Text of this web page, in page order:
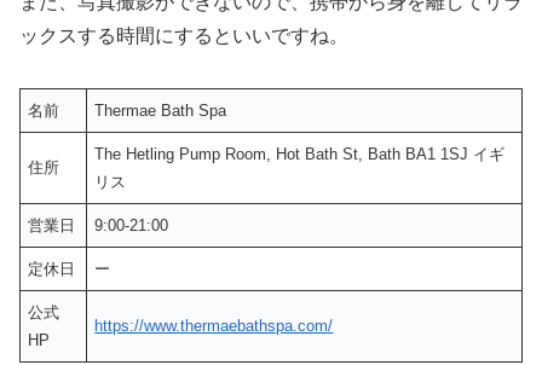
ックスする時間にするといいですね。
名前 Thermae Bath Spa
住所
The Hetling Pump Room, Hot Bath St, Bath BA1 1SJ イギ
リス
営業日 9:00-21:00
定休日 ー
公式
HP
https://www.thermaebathspa.com/